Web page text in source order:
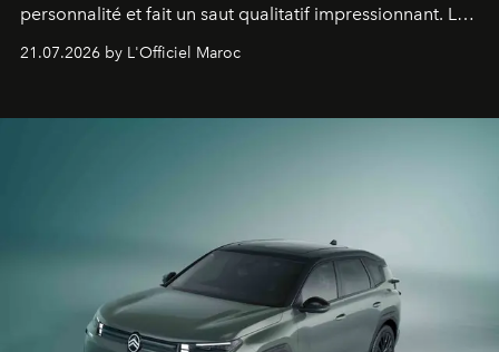
personnalité et fait un saut qualitatif impressionnant. Le
constructeur allemand a revu en profondeur son SUV
fétiche pour le rendre plus premium. Et le pari semble
21.07.2026 by L'Officiel Maroc